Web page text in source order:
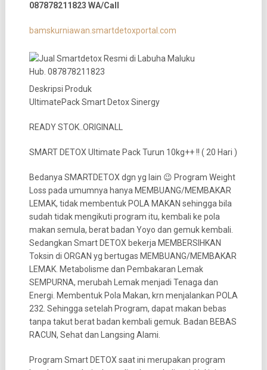
087878211823 WA/Call
bamskurniawan.smartdetoxportal.com
Deskripsi Produk
UltimatePack Smart Detox Sinergy
READY STOK..ORIGINALL
SMART DETOX Ultimate Pack Turun 10kg++ !! ( 20 Hari )
Bedanya SMARTDETOX dgn yg lain 😉 Program Weight
Loss pada umumnya hanya MEMBUANG/MEMBAKAR
LEMAK, tidak membentuk POLA MAKAN sehingga bila
sudah tidak mengikuti program itu, kembali ke pola
makan semula, berat badan Yoyo dan gemuk kembali.
Sedangkan Smart DETOX bekerja MEMBERSIHKAN
Toksin di ORGAN yg bertugas MEMBUANG/MEMBAKAR
LEMAK. Metabolisme dan Pembakaran Lemak
SEMPURNA, merubah Lemak menjadi Tenaga dan
Energi. Membentuk Pola Makan, krn menjalankan POLA
232. Sehingga setelah Program, dapat makan bebas
tanpa takut berat badan kembali gemuk. Badan BEBAS
RACUN, Sehat dan Langsing Alami.
Program Smart DETOX saat ini merupakan program